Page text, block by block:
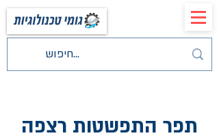
תפר התפשטות רצפה